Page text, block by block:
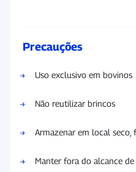
Precauções
Uso exclusivo em bovinos
Não reutilizar brincos
Armazenar em local
Manter fora do alcance